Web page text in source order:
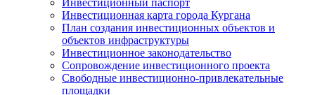
Инвестиционный паспорт
Инвестиционная карта города Кургана
План создания инвестиционных объектов и
объектов инфраструктуры
Инвестиционное законодательство
Сопровождение инвестиционного проекта
Свободные инвестиционно-привлекательные
площадки